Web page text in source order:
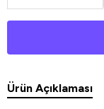
Ürün Açıklaması